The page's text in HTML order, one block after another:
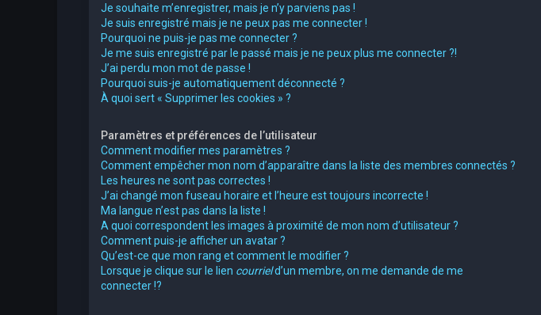
Je souhaite m’enregistrer, mais je n’y parviens pas !
Je suis enregistré mais je ne peux pas me connecter !
Pourquoi ne puis-je pas me connecter ?
Je me suis enregistré par le passé mais je ne peux plus me connecter ?!
J’ai perdu mon mot de passe !
Pourquoi suis-je automatiquement déconnecté ?
À quoi sert « Supprimer les cookies » ?
Paramètres et préférences de l’utilisateur
Comment modifier mes paramètres ?
Comment empêcher mon nom d’apparaître dans la liste des membres connectés ?
Les heures ne sont pas correctes !
J’ai changé mon fuseau horaire et l’heure est toujours incorrecte !
Ma langue n’est pas dans la liste !
A quoi correspondent les images à proximité de mon nom d’utilisateur ?
Comment puis-je afficher un avatar ?
Qu’est-ce que mon rang et comment le modifier ?
Lorsque je clique sur le lien courrield’un membre, on me demande de me
connecter !?